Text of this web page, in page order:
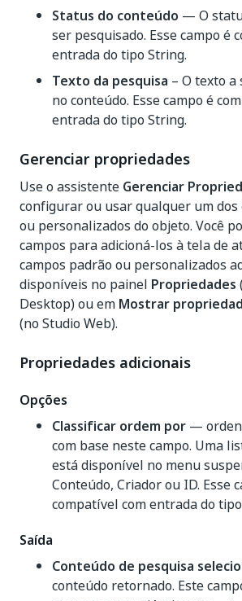
Status do conteúdo — O
ser pesquisado. Esse campo é
entrada do tipo String.
Texto da pesquisa – O texto a
no conteúdo. Esse campo é
entrada do tipo String.
Gerenciar propriedades
Use o assistente Gerenciar
configurar ou usar qualquer um dos
ou personalizados do objeto. Você
campos para adicioná-los à tela de
campos padrão ou personalizados
disponíveis no painel Propriedades
Desktop) ou em Mostrar
(no Studio Web).
Propriedades adicionais
Opções
Classificar ordem por —
com base neste campo. Uma
está disponível no menu
Conteúdo, Criador ou ID. Esse
compatível com entrada do
Saída
Conteúdo de pesquisa
conteúdo retornado. Este